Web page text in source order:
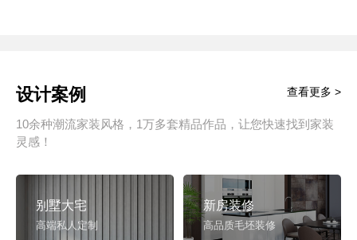
设计案例
10余种潮流家装风格，1万多套精品作品，让您快速找到家装
灵感！
查看更多 >
别墅大宅
高端私人定制
新房装修
高品质毛坯装修